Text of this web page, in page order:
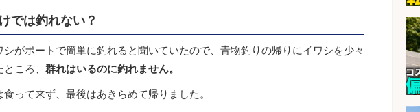
では釣れない？
がボートで簡単に釣れると聞いていたので、青物釣りの帰りにイワシを少々
ころ、 群れはいるのに釣れません。
って来ず、最後はあきらめて帰りました。